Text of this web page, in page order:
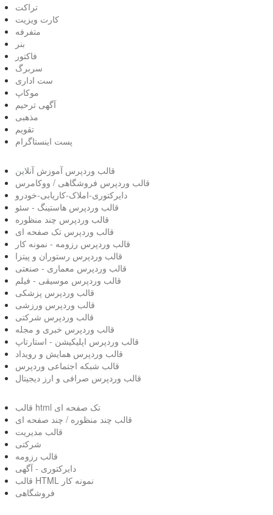
تراکت
کارت ویزیت
متفرفه
بنر
فاکتور
سربرگ
ست اداری
موکاپ
آگهی ترحیم
مذهبی
تقویم
پست اینستاگرام
قالب وردپرس آموزش آنلاین
قالب وردپرس فروشگاهی / ووکامرس
دایرکتوری-املاک-کاریابی-خودرو
قالب وردپرس هاستینگ - سئو
قالب وردپرس چند منظوره
قالب وردپرس تک صفحه ای
قالب وردپرس رزومه - نمونه کار
قالب وردپرس رستوران و پیتزا
قالب وردپرس معماری - صنعتی
قالب وردپرس موسیقی - فیلم
قالب وردپرس پزشکی
قالب وردپرس ورزشی
قالب وردپرس شرکتی
قالب وردپرس خبری و مجله
قالب وردپرس اپلیکیشن - استارتاپ
قالب وردپرس همایش و رویداد
قالب شبکه اجتماعی وردپرس
قالب وردپرس صرافی و ارز دیجیتال
قالب html تک صفحه ای
قالب چند منظوره / چند صفحه ای
قالب مدیریت
شرکتی
قالب رزومه
دایرکتوری - آگهی
قالب HTML نمونه کار
فروشگاهی